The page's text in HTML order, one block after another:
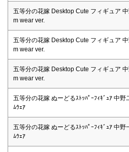
五等分の花嫁 Desktop Cute フィギュア
m wear ver.
五等分の花嫁 Desktop Cute フィギュア
m wear ver.
五等分の花嫁 Desktop Cute フィギュア
m wear ver.
五等分の花嫁 ぬーどるｽﾄｯﾊﾟｰﾌｨｷﾞｭｱ 中野
ﾑｳｪｱ
五等分の花嫁 ぬーどるｽﾄｯﾊﾟｰﾌｨｷﾞｭｱ 中野
ﾑｳｪｱ